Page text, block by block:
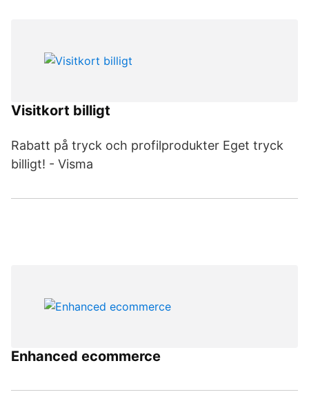
Visitkort billigt
Rabatt på tryck och profilprodukter Eget tryck
billigt! - Visma
Enhanced ecommerce